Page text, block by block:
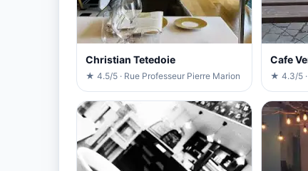
Christian Tetedoie
★ 4.5/5 · Rue Professeur Pierre Marion
Cafe
★ 4.3/5